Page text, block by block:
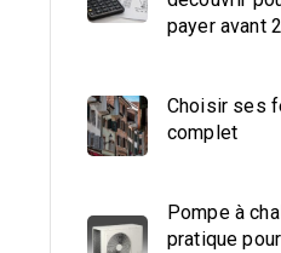
payer avant
Choisir ses
complet
Pompe à
pratique